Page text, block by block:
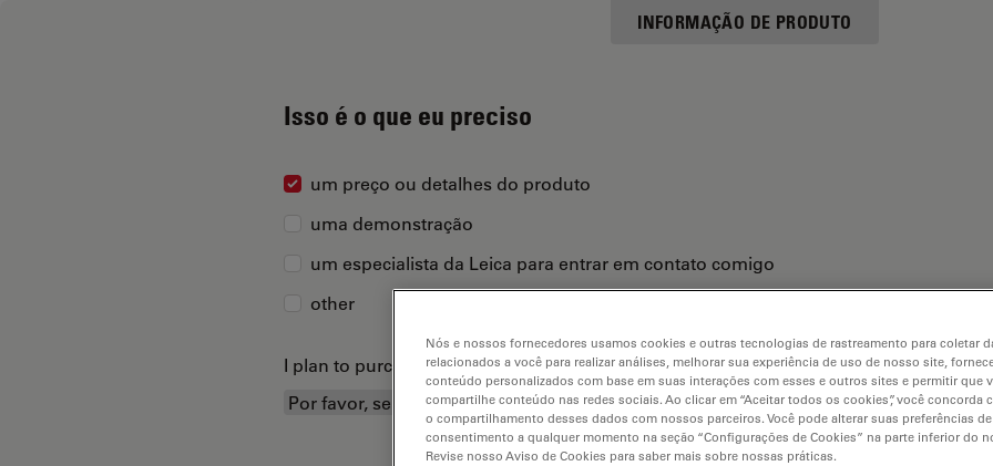
INFORMAÇÃO DE PRODUTO
Isso é o que eu preciso
um preço ou detalhes do produto
uma demonstração
um especialista da Leica para entrar em contato comigo
other
I plan to purchase...
Nós e nossos fornecedores usamos cookies e outras tecnologias de rastreamento para coletar
relacionados a você para realizar análises, melhorar sua experiência de uso de nosso site,
conteúdo personalizados com base em suas interações com esses e outros sites e permitir que
compartilhe conteúdo nas redes sociais. Ao clicar em “Aceitar todos os cookies”, você concorda
o compartilhamento desses dados com nossos parceiros. Você pode alterar suas preferências de
consentimento a qualquer momento na seção “Configurações de Cookies” na parte inferior do
Revise nosso Aviso de Cookies para saber mais sobre nossas práticas.